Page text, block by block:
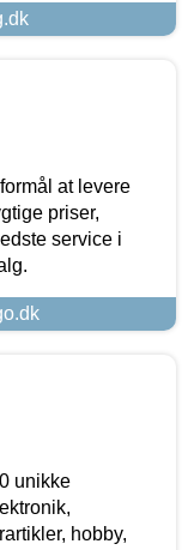
at levere
priser,
service i
unikke
hobby,